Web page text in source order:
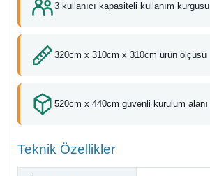
3 kullanıcı kapasiteli kullanım kurgusu
320cm x 310cm x 310cm ürün ölçüsü
520cm x 440cm güvenli kurulum alanı
Teknik Özellikler